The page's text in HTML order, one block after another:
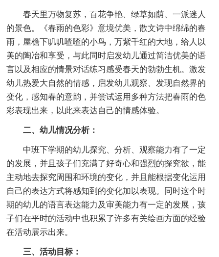
春天里万物复苏，百花争艳、绿草如荫、一派迷人
的景色。《春雨的色彩》意境优美，散文诗中绵绵的春
雨，屋檐下叽叽喳喳的小鸟，万紫千红的大地，给人以
美的陶冶和享受，与此同时启发幼儿通过简洁优美的语
言以及相应的情景对话练习感受春天的勃勃生机。激发
幼儿热爱大自然的情感，启发幼儿观察、发现自然界的
变化，感知春的意韵，并尝试运用多种方法把春雨的色
彩表现出来，以此来表达自己的情感体验。
二、幼儿情况分析：
中班下学期的幼儿探究、分析、观察能力有了一定
的发展，并且孩子们充满了好奇心和强烈的探究欲，能
主动地去探究周围和环境的变化，并且能根据变化运用
自己的表达方式将感知到的变化加以表现。同时这个时
期的幼儿的语言表达能力及审美能力有一定的发展，孩
子们在平时的活动中也积累了许多有关绘画方面的经验
在活动展示出来。
三、活动目标：